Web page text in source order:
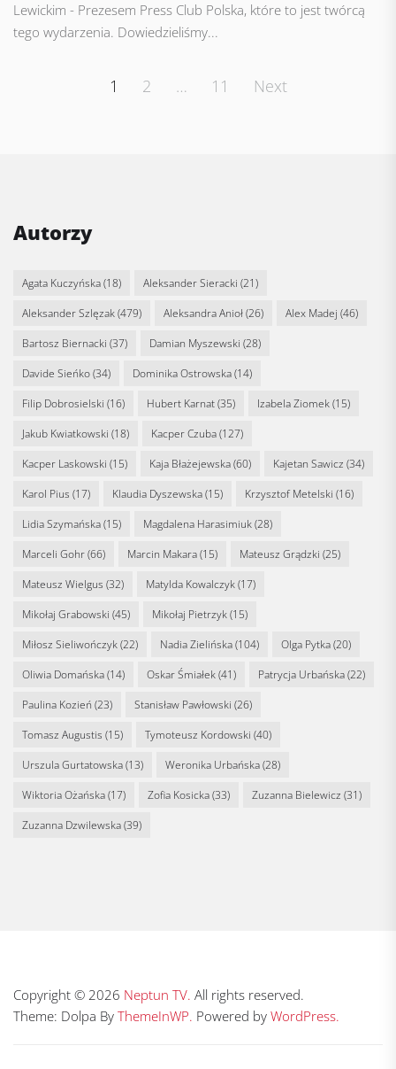
Lewickim - Prezesem Press Club Polska, które to jest twórcą
tego wydarzenia. Dowiedzieliśmy...
1 2 … 11 Next
Autorzy
Agata Kuczyńska(18) Aleksander Sieracki (21)
Aleksander Szlęzak(479) Aleksandra Anioł(26) Alex Madej (46)
Bartosz Biernacki (37) Damian Myszewski (28)
Davide Sieńko(34) Dominika Ostrowska(14)
Filip Dobrosielski (16) Hubert Karnat(35) Izabela Ziomek(15)
Jakub Kwiatkowski (18) Kacper Czuba(127)
Kacper Laskowski (15) Kaja Błażejewska(60) Kajetan Sawicz (34)
Karol Pius (17) Klaudia Dyszewska(15) Krzysztof Metelski (16)
Lidia Szymańska(15) Magdalena Harasimiuk(28)
Marceli Gohr(66) Marcin Makara(15) Mateusz Grądzki (25)
Mateusz Wielgus (32) Matylda Kowalczyk(17)
Mikołaj Grabowski (45) Mikołaj Pietrzyk(15)
Miłosz Sieliwończyk(22) Nadia Zielińska(104) Olga Pytka(20)
Oliwia Domańska(14) Oskar Śmiałek(41) Patrycja Urbańska(22)
Paulina Kozień (23) Stanisław Pawłowski (26)
Tomasz Augustis (15) Tymoteusz Kordowski (40)
Urszula Gurtatowska(13) Weronika Urbańska(28)
Wiktoria Ożańska(17) Zofia Kosicka(33) Zuzanna Bielewicz (31)
Zuzanna Dzwilewska(39)
Copyright © 2026 Neptun TV. All rights reserved.
Theme: Dolpa By ThemeInWP. Powered by WordPress.